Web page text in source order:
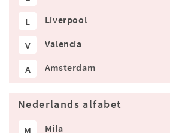
L Liverpool
V Valencia
A Amsterdam
Nederlands alfabet
M Mila